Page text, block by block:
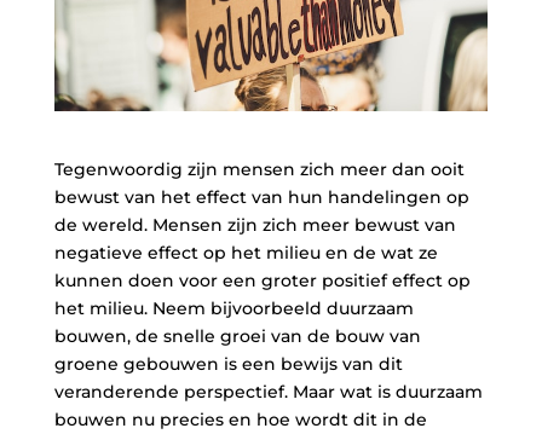
Tegenwoordig zijn mensen zich meer dan ooit
bewust van het effect van hun handelingen op
de wereld. Mensen zijn zich meer bewust van
negatieve effect op het milieu en de wat ze
kunnen doen voor een groter positief effect op
het milieu. Neem bijvoorbeeld duurzaam
bouwen, de snelle groei van de bouw van
groene gebouwen is een bewijs van dit
veranderende perspectief. Maar wat is duurzaam
bouwen nu precies en hoe wordt dit in de